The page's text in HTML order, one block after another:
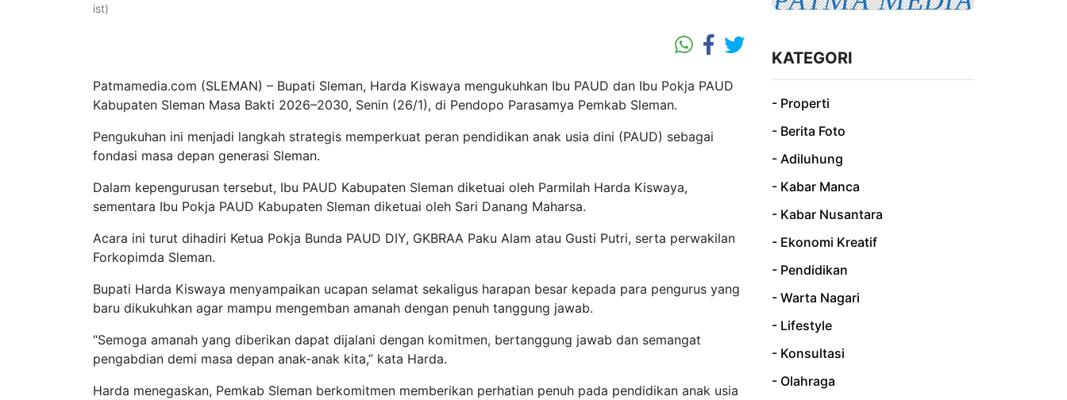
ist)
Patmamedia.com (SLEMAN) – Bupati Sleman, Harda Kiswaya mengukuhkan Ibu PAUD dan Ibu Pokja PAUD
Kabupaten Sleman Masa Bakti 2026–2030, Senin (26/1), di Pendopo Parasamya Pemkab Sleman.
Pengukuhan ini menjadi langkah strategis memperkuat peran pendidikan anak usia dini (PAUD) sebagai
fondasi masa depan generasi Sleman.
Dalam kepengurusan tersebut, Ibu PAUD Kabupaten Sleman diketuai oleh Parmilah Harda Kiswaya,
sementara Ibu Pokja PAUD Kabupaten Sleman diketuai oleh Sari Danang Maharsa.
Acara ini turut dihadiri Ketua Pokja Bunda PAUD DIY, GKBRAA Paku Alam atau Gusti Putri, serta perwakilan
Forkopimda Sleman.
Bupati Harda Kiswaya menyampaikan ucapan selamat sekaligus harapan besar kepada para pengurus yang
baru dikukuhkan agar mampu mengemban amanah dengan penuh tanggung jawab.
“Semoga amanah yang diberikan dapat dijalani dengan komitmen, bertanggung jawab dan semangat
pengabdian demi masa depan anak-anak kita,” kata Harda.
Harda menegaskan, Pemkab Sleman berkomitmen memberikan perhatian penuh pada pendidikan anak usia
KATEGORI
- Properti
- Berita Foto
- Adiluhung
- Kabar Manca
- Kabar Nusantara
- Ekonomi Kreatif
- Pendidikan
- Warta Nagari
- Lifestyle
- Konsultasi
- Olahraga